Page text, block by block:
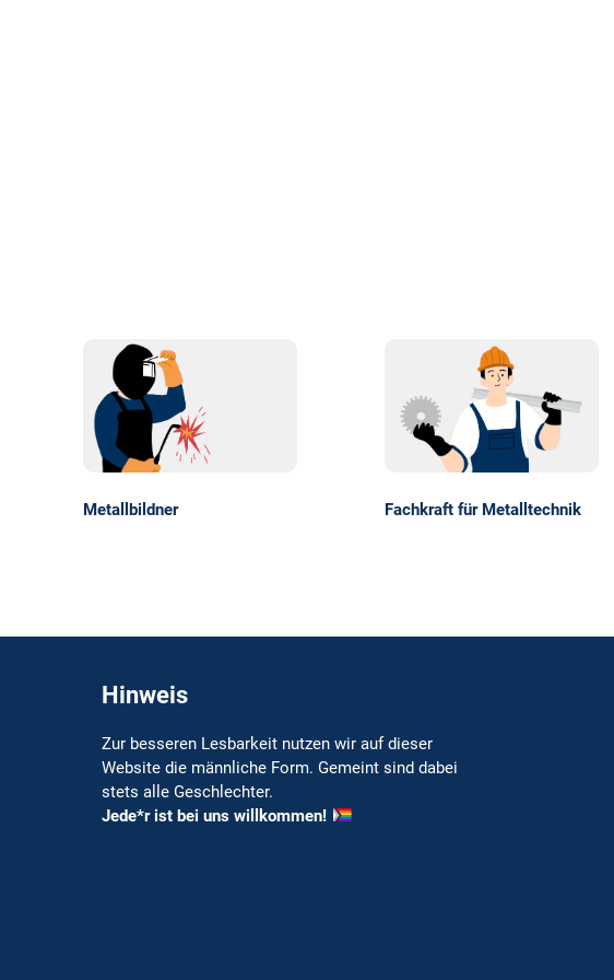
Fachkraft für Metalltechnik Industriemechaniker
Hinweis
Zur besseren Lesbarkeit nutzen wir auf dieser
Website die männliche Form. Gemeint sind dabei
stets alle Geschlechter.
Jede*r ist bei uns willkommen!